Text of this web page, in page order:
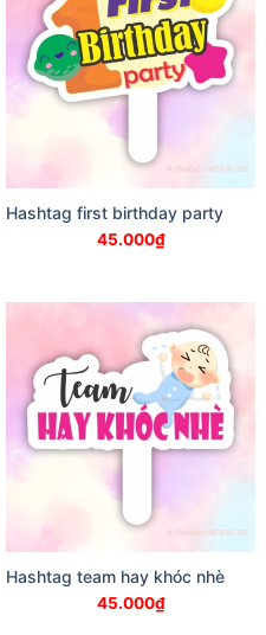
Hashtag first birthday party
45.000₫
Hashtag team hay khóc nhè
45.000₫